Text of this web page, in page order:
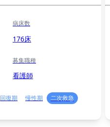
病床数
176床
募集職種
看護師
回復期 慢性期
二次救急